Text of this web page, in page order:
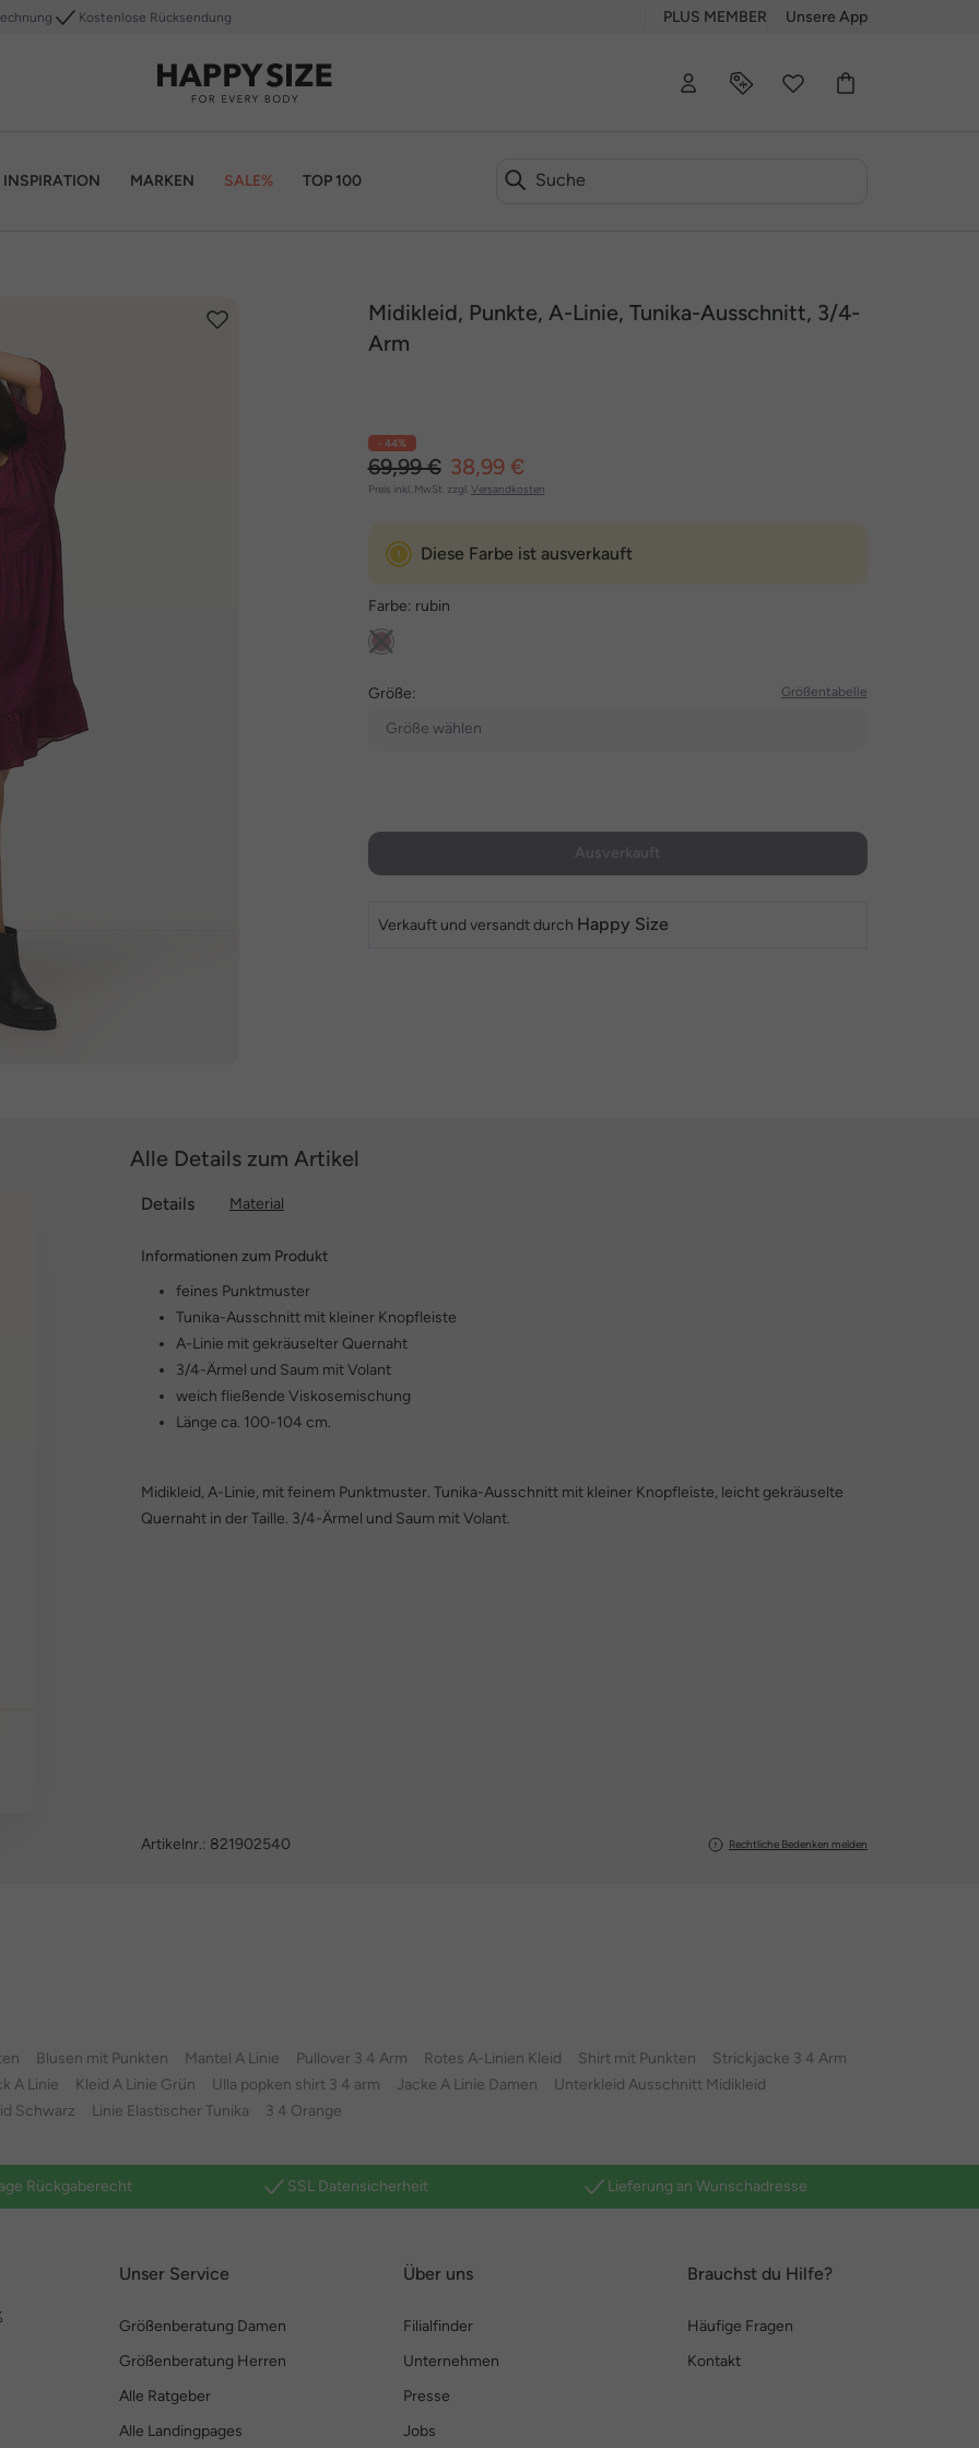
Kostenlose Rücksendung PLUS MEMBER Unsere App
INSPIRATION MARKEN SALE% TOP 100
Midikleid, Punkte, A-Linie, Tunika-Ausschnitt, 3/4-
Arm
- 44%
69,99 € 38,99 €
Preis inkl. MwSt. zzgl. Versandkosten
Diese Farbe ist ausverkauft
Farbe: rubin
Größe: Größentabelle
Größe wählen
Verkauft und versandt durch Happy Size
Alle Details zum Artikel
Details Material
Informationen zum Produkt
feines Punktmuster
Tunika-Ausschnitt mit kleiner Knopfleiste
A-Linie mit gekräuselter Quernaht
3/4-Ärmel und Saum mit Volant
weich fließende Viskosemischung
Länge ca. 100-104 cm.
Midikleid, A-Linie, mit feinem Punktmuster. Tunika-Ausschnitt mit kleiner Knopfleiste, leicht gekräuselte
Quernaht in der Taille. 3/4-Ärmel und Saum mit Volant.
Artikelnr.: 821902540 Rechtliche Bedenken melden
Blusen mit Punkten Mantel A Linie Pullover 3 4 Arm Rotes A-Linien Kleid Shirt mit Punkten
Strickjacke 3 4 Arm
A Linie
Kleid A Linie Grün Ulla popken shirt 3 4 arm Jacke A Linie Damen
Unterkleid Ausschnitt Midikleid
Schwarz
Linie Elastischer Tunika 3 4 Orange
Rückgaberecht SSL Datensicherheit Lieferung an Wunschadresse
Unser Service
Größenberatung Damen
Größenberatung Herren
Alle Ratgeber
Alle Landingpages
Über uns
Filialfinder
Unternehmen
Presse
Jobs
Brauchst du Hilfe?
Häufige Fragen
Kontakt